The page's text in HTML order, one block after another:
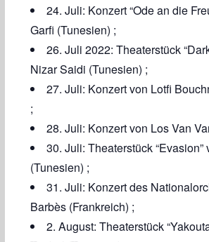
24. Juli: Konzert “Ode an die
Garfi (Tunesien) ;
26. Juli 2022: Theaterstück
Nizar Saidi (Tunesien) ;
27. Juli: Konzert von Lotfi
;
28. Juli: Konzert von Los Van
30. Juli: Theaterstück
(Tunesien) ;
31. Juli: Konzert des
Barbès (Frankreich) ;
2. August: Theaterstück